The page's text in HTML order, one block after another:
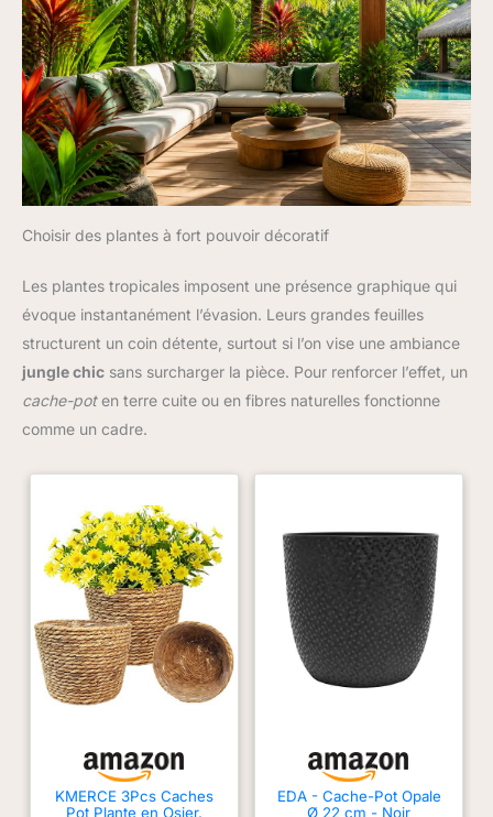
Choisir des plantes à fort pouvoir décoratif
Les plantes tropicales imposent une présence graphique qui
évoque instantanément l’évasion. Leurs grandes feuilles
structurent un coin détente, surtout si l’on vise une ambiance
jungle chic sans surcharger la pièce. Pour renforcer l’effet, un
cache-poten terre cuite ou en fibres naturelles fonctionne
comme un cadre.
KMERCE 3Pcs Caches
Pot Plante en Osier,
EDA - Cache-Pot Opale
Ø 22 cm - Noir